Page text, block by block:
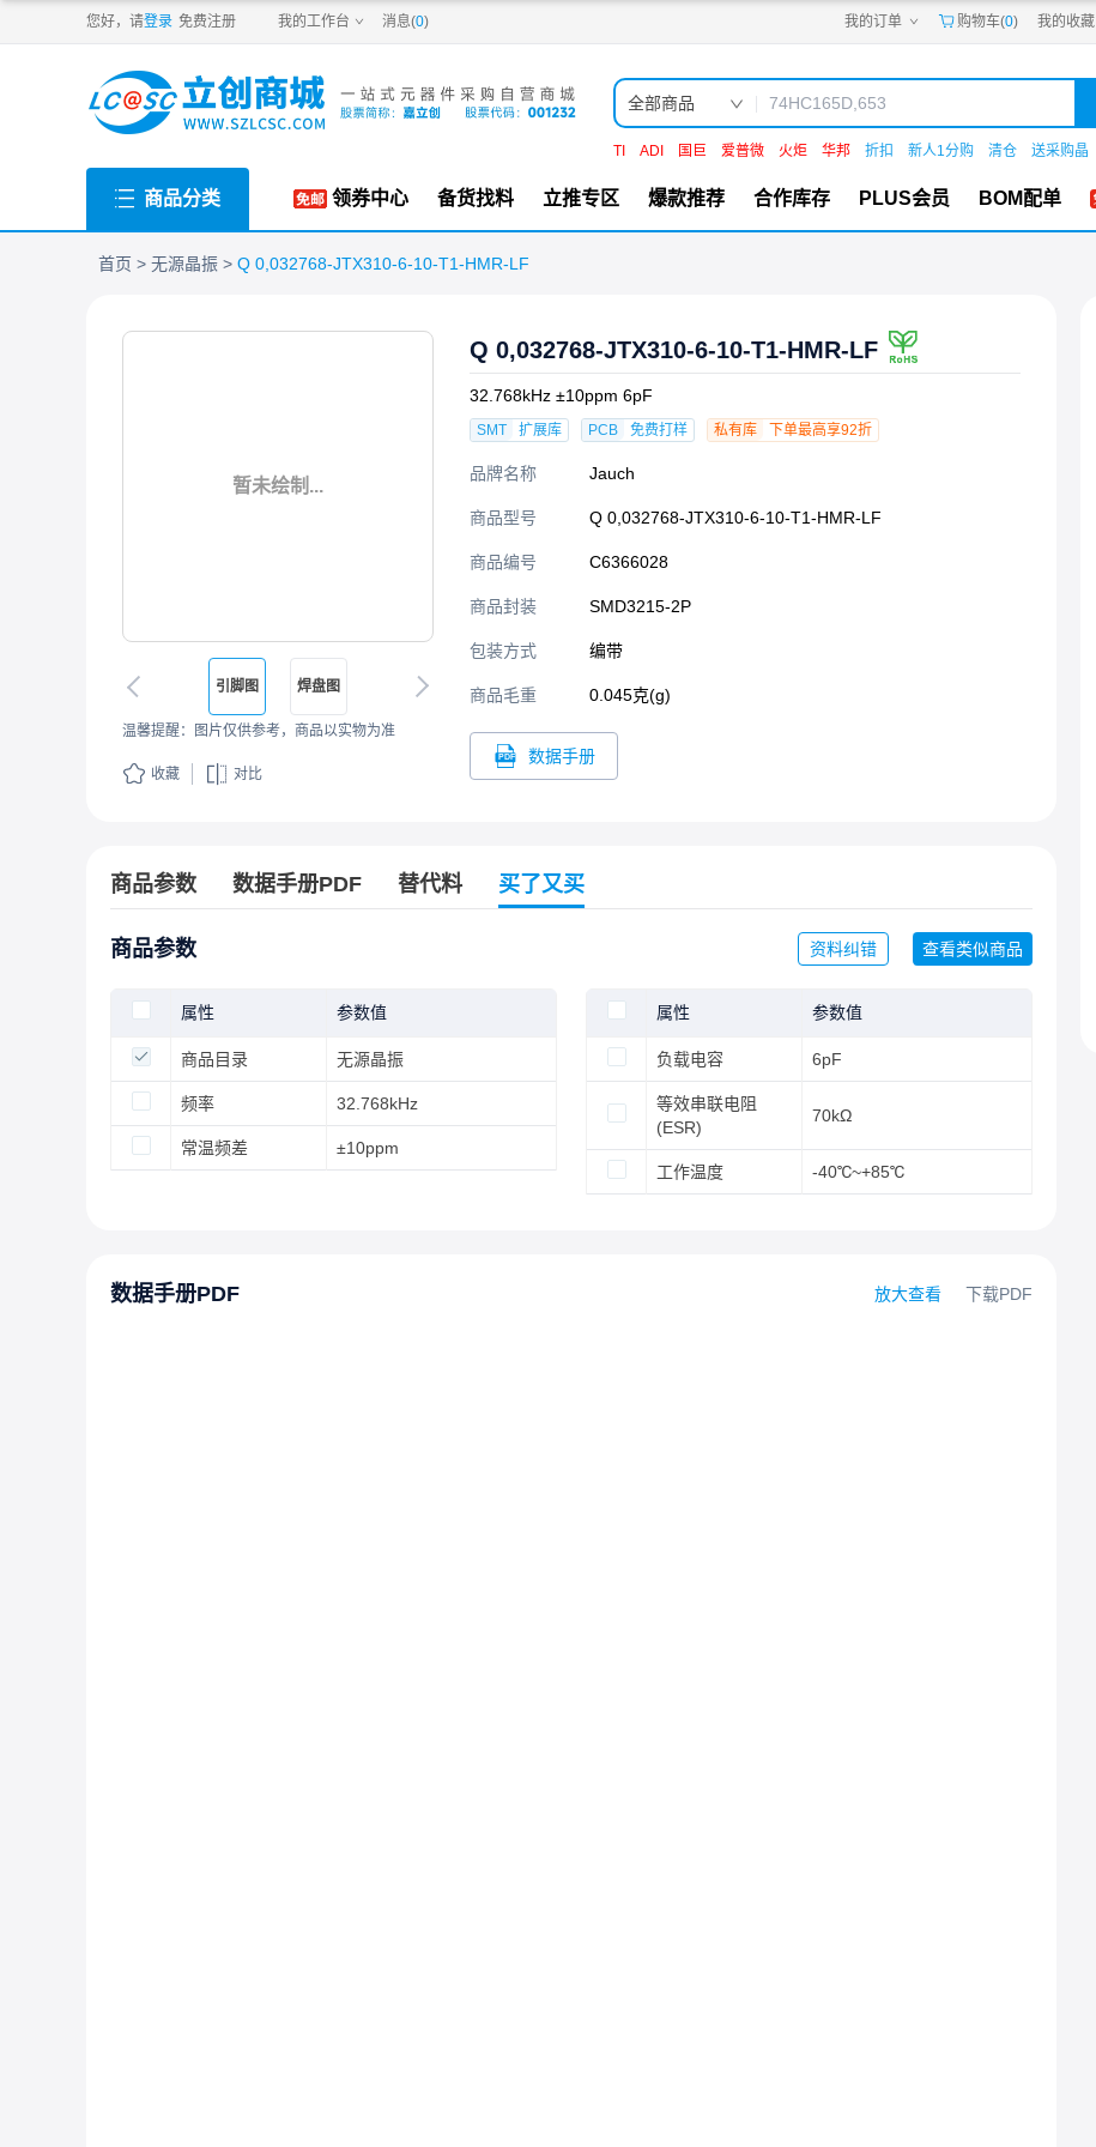
您好，请登录 免费注册 我的工作台 消息(0) 我的订单 购物车(0) 我的收藏
嘉立创PCB
嘉立创FA
嘉立创EDA
机电工坊
全部商品
TI ADI 国巨 爱普微 火炬 华邦 折扣 新人1分购 清仓 送采购晶
商品分类 领券中心 备货找料 立推专区 爆款推荐 合作库存 PLUS会员 BOM配单
首页 无源晶振 Q 0,032768-JTX310-6-10-T1-HMR-LF
暂未绘制...
引脚图 焊盘图
温馨提醒：图片仅供参考，商品以实物为准
收藏 对比
Q 0,032768-JTX310-6-10-T1-HMR-LF
32.768kHz ±10ppm 6pF
SMT 扩展库 PCB 免费打样 私有库 下单最高享92折
品牌名称 Jauch
商品型号 Q 0,032768-JTX310-6-10-T1-HMR-LF
商品编号 C6366028
商品封装 SMD3215-2P​
包装方式 编带
商品毛重 0.045克(g)
数据手册
商品参数 数据手册PDF 替代料 买了又买
商品参数 资料纠错 查看类似商品
属性 参数值
商品目录 无源晶振
频率 32.768kHz
常温频差 ±10ppm
属性 参数值
负载电容 6pF
等效串联电阻
(ESR)
70kΩ
工作温度 -40℃~+85℃
数据手册PDF 放大查看 下载PDF